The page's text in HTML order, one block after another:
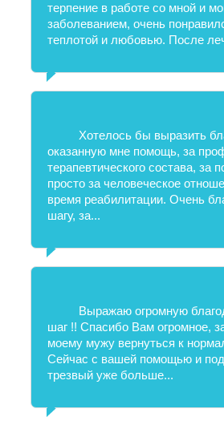
терпение в работе со мной и
заболеванием, очень
теплотой и любовью. После
Хотелось бы выразить
оказанную мне помощь, за
терапевтического состава, за
просто за человеческое
время реабилитации. Очень
шагу, за...
Выражаю огромную
шаг !! Спасибо Вам огромное,
моему мужу вернуться к
Сейчас с вашей помощью и
трезвый уже больше...